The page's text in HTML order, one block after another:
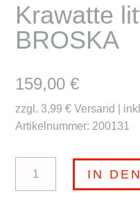
Krawatte
BROSKA
159,00€
zzgl. 3,99 € Versand |
Artikelnummer: 200131
Krawatte
little
IN